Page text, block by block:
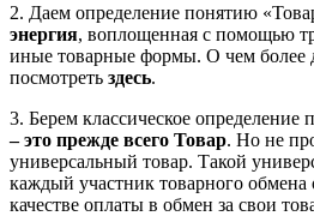
2. Даем определение понятию
энергия, воплощенная с помощью
иные товарные формы. О чем более
посмотреть здесь.
3. Берем классическое определение
– это прежде всего Товар. Но не
универсальный товар. Такой
каждый участник товарного обмена
качестве оплаты в обмен за свои